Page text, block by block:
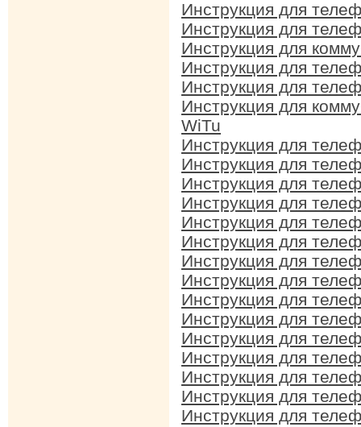
Инструкция для
Инструкция для
Инструкция для
Инструкция для
Инструкция для
Инструкция для
WiTu
Инструкция для
Инструкция для
Инструкция для
Инструкция для
Инструкция для
Инструкция для
Инструкция для
Инструкция для
Инструкция для
Инструкция для
Инструкция для
Инструкция для
Инструкция для
Инструкция для
Инструкция для